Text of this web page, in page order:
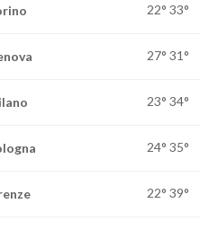
22° 33°
27° 31°
23° 34°
24° 35°
22° 39°